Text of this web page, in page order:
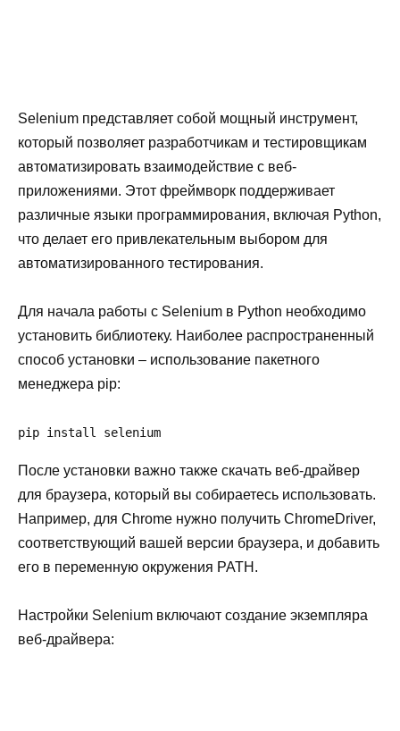
Selenium представляет собой мощный инструмент,
который позволяет разработчикам и тестировщикам
автоматизировать взаимодействие с веб-
приложениями. Этот фреймворк поддерживает
различные языки программирования, включая Python,
что делает его привлекательным выбором для
автоматизированного тестирования.
Для начала работы с Selenium в Python необходимо
установить библиотеку. Наиболее распространенный
способ установки – использование пакетного
менеджера pip:
pip install selenium
После установки важно также скачать веб-драйвер
для браузера, который вы собираетесь использовать.
Например, для Chrome нужно получить ChromeDriver,
соответствующий вашей версии браузера, и добавить
его в переменную окружения PATH.
Настройки Selenium включают создание экземпляра
веб-драйвера: